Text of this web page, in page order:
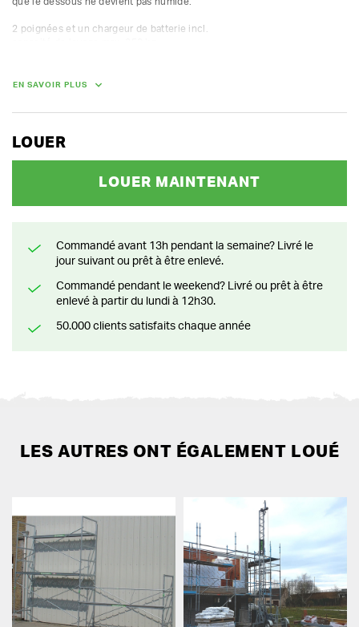
2 poignées et un chargeur de batterie incl.
EN SAVOIR PLUS
LOUER
LOUER MAINTENANT
Commandé avant 13h pendant la semaine? Livré le
jour suivant ou prêt à être enlevé.
Commandé pendant le weekend? Livré ou prêt à être
enlevé à partir du lundi à 12h30.
50.000 clients satisfaits chaque année
LES AUTRES ONT ÉGALEMENT LOUÉ